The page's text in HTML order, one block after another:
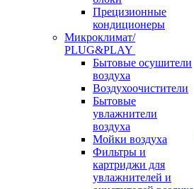
Прецизионные
кондиционеры
Микроклимат/
PLUG&PLAY
Бытовые осушители
воздуха
Воздухоочистители
Бытовые
увлажнители
воздуха
Мойки воздуха
Фильтры и
картриджи для
увлажнителей и